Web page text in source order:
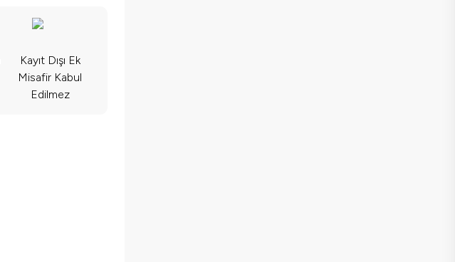
Kayıt Dışı Ek
Misafir Kabul
Edilmez